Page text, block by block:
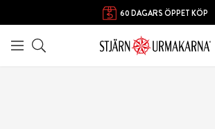
60 DAGARS ÖPPET KÖP